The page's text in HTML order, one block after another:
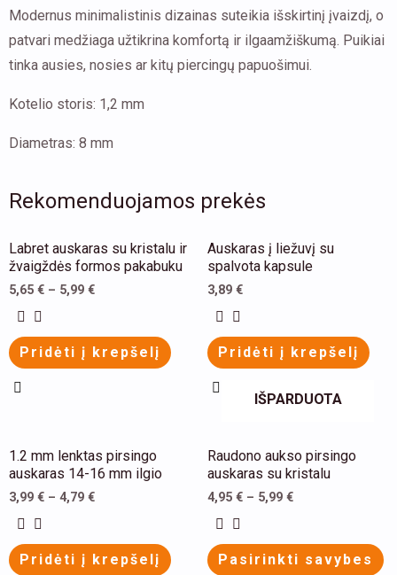
Modernus minimalistinis dizainas suteikia išskirtinį įvaizdį, o
patvari medžiaga užtikrina komfortą ir ilgaamžiškumą. Puikiai
tinka ausies, nosies ar kitų piercingų papuošimui.
Kotelio storis: 1,2 mm
Diametras: 8 mm
Rekomenduojamos prekės
Labret auskaras su kristalu ir
žvaigždės formos pakabuku
5,65 € – 5,99 €
Pridėti į krepšelį
This
product
has
multiple
variants.
chosen
on
page
Auskaras į liežuvį su
spalvota kapsule
3,89 €
Pridėti į krepšelį
This
product
has
multiple
variants.
options
chosen
on
page
1.2 mm lenktas pirsingo
auskaras 14-16 mm ilgio
3,99 € – 4,79 €
Pridėti į krepšelį
product
has
multiple
variants.
IŠPARDUOTA
Raudono aukso pirsingo
auskaras su kristalu
4,95 € – 5,99 €
Pasirinkti savybes
This
product
has
multiple
variants.